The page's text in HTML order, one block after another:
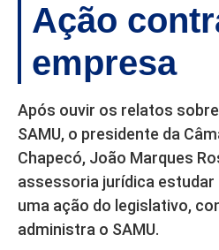
Ação
empresa
Após ouvir os relatos
SAMU, o presidente da
Chapecó, João Marques
assessoria jurídica estudar
uma ação do legislativo,
administra o SAMU.